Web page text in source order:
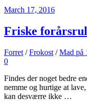
March 17, 2016
Friske
Forret /Frokost /Mad på
0
Findes der noget bedre
nemme og hurtige at
kan desværre ikke …